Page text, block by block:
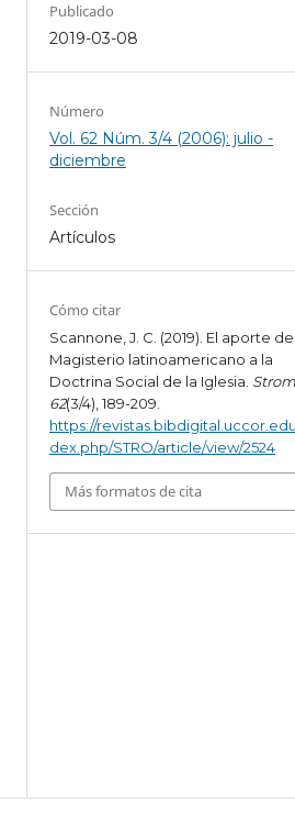
Publicado
2019-03-08
Número
Vol. 62 Núm. 3/4 (2006): julio -
diciembre
Sección
Artículos
Cómo citar
Scannone, J. C. (2019). El aporte del
Magisterio latinoamericano a la
Doctrina Social de la Iglesia.
62(3/4), 189-209.
https://
dex.php/STRO/article/view/2524
Más formatos de cita